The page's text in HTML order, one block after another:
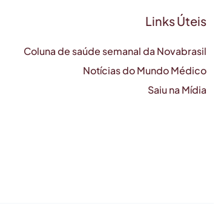
Links Úteis
Coluna de saúde semanal da Novabrasil
Notícias do Mundo Médico
Saiu na Mídia